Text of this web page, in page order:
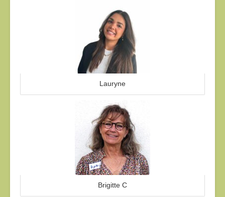
Lauryne
Brigitte C